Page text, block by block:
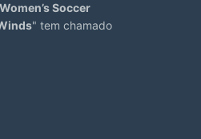
Soccer
" tem chamado